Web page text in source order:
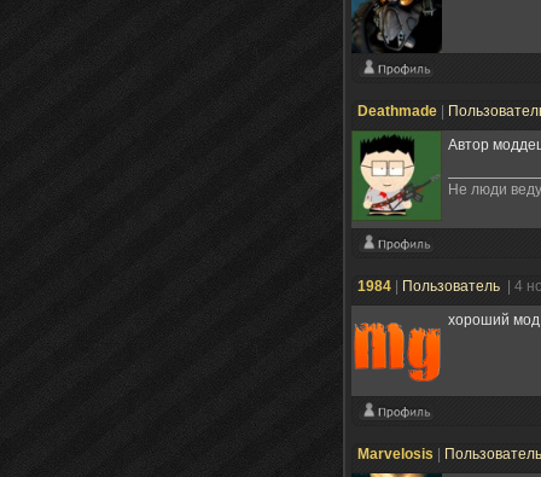
Deathmade
Автор
Не люди
1984 Пользователь | 4
хороший мод
Marvelosis